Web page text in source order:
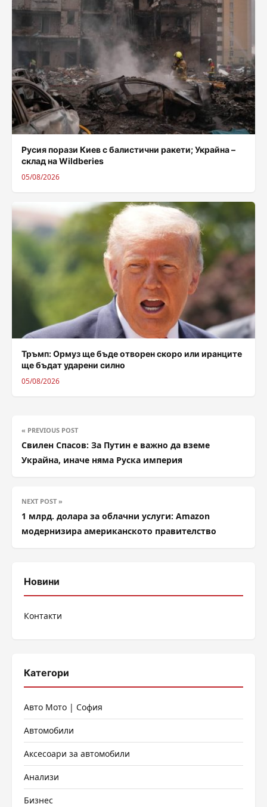
Русия порази Киев с балистични ракети; Украйна –
склад на Wildberies
05/08/2026
Тръмп: Ормуз ще бъде отворен скоро или иранците
ще бъдат ударени силно
05/08/2026
« PREVIOUS POST
Свилен Спасов: За Путин е важно да вземе
Украйна, иначе няма Руска империя
NEXT POST »
1 млрд. долара за облачни услуги: Amazon
модернизира американското правителство
Новини
Контакти
Категори
Авто Мото | София
Автомобили
Аксесоари за автомобили
Анализи
Бизнес